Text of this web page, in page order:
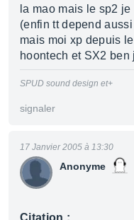
la mao mais le sp2
(enfin tt depend
mais moi xp depuis
hoontech et SX2
SPUD sound design et+
signaler
Anonyme
17 Janvier 2005 à 13:30
Citation :